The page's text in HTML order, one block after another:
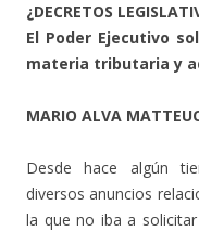
¿DECRETOS
El Poder Ejecutivo
materia tributaria y
MARIO ALVA
Desde hace algún
diversos anuncios
la que no iba a